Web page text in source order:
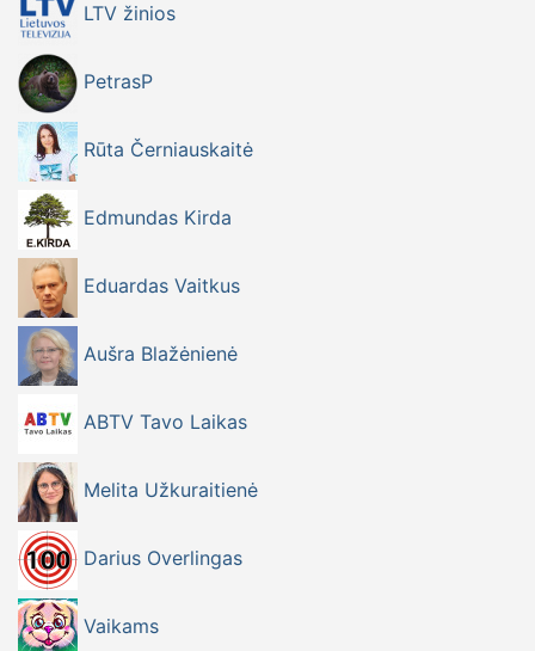
LTV žinios
PetrasP
Rūta Černiauskaitė
Edmundas Kirda
Eduardas Vaitkus
Aušra Blažėnienė
ABTV Tavo Laikas
Melita Užkuraitienė
Darius Overlingas
Vaikams